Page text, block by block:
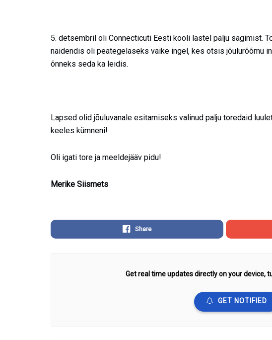
5. detsembril oli Connecticuti Eesti kooli lastel palju sagimist.
näidendis oli peategelaseks väike ingel, kes otsis jõulurõõmu
õnneks seda ka leidis.
Lapsed olid jõuluvanale esitamiseks valinud palju toredaid
keeles kümneni!
Oli igati tore ja meeldejääv pidu!
Merike Siismets
Share
Get real time updates directly on your device,
GET NOTIFIED